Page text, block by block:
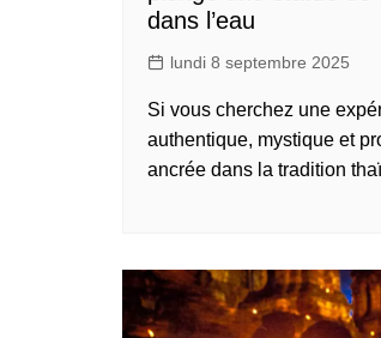
dans l’eau
lundi 8 septembre 2025
Si vous cherchez une
authentique, mystique et
ancrée dans la tradition